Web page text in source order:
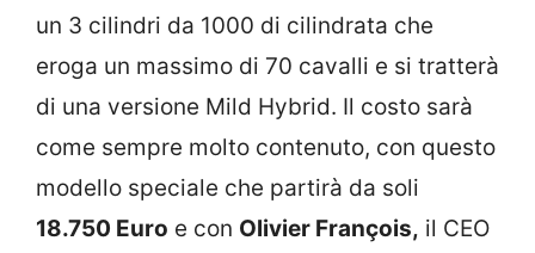
un 3 cilindri da 1000 di cilindrata che
eroga un massimo di 70 cavalli e si tratterà
di una versione Mild Hybrid. Il costo sarà
come sempre molto contenuto, con questo
modello speciale che partirà da soli
18.750 Euro e con Olivier François, il CEO